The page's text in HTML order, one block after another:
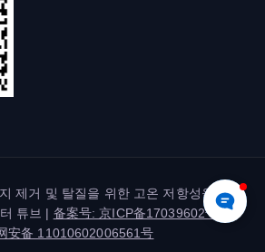
제거 및 탈질을 위한 고온 저항성을 갖춘
튜브 | 备案号: 京ICP备17039602号-2|
安备 11010602006561号